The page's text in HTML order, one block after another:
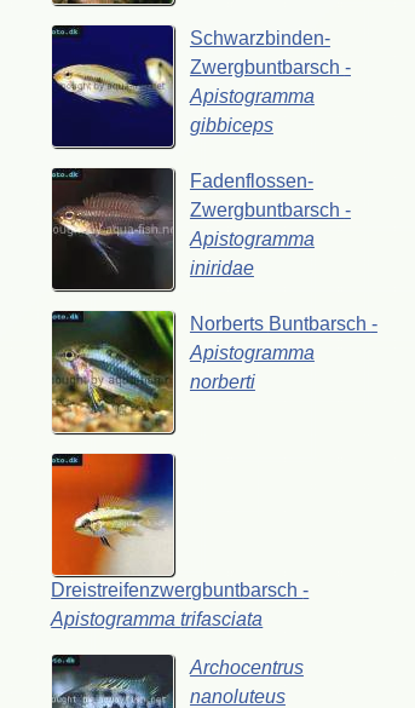
Schwarzbinden-
Zwergbuntbarsch -
Apistogramma
gibbiceps
Fadenflossen-
Zwergbuntbarsch -
Apistogramma
iniridae
Norberts Buntbarsch -
Apistogramma
norberti
Dreistreifenzwergbuntbarsch-
Apistogrammatrifasciata
Archocentrus
nanoluteus